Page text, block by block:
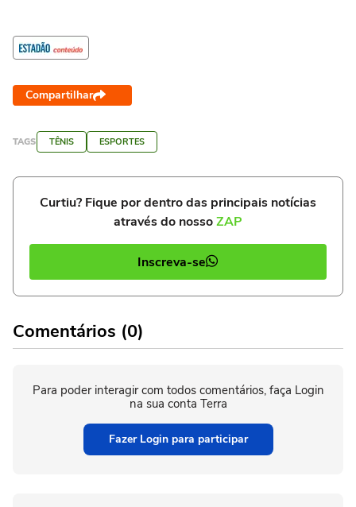
Compartilhar
TAGS TÊNIS ESPORTES
Curtiu? Fique por dentro das principais notícias
através do nossoZAP
Inscreva-se
Comentários (0)
Para poder interagir com todos comentários, faça Login
na sua conta Terra
Fazer Login para participar